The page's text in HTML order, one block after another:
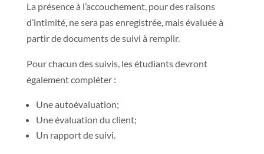
La présence à l’accouchement, pour des raisons
d’intimité, ne sera pas enregistrée, mais évaluée à
partir de documents de suivi à remplir.
Pour chacun des suivis, les étudiants devront
également compléter :
Une autoévaluation;
Une évaluation du client;
Un rapport de suivi.